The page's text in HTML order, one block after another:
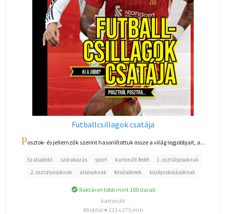
Futballcsillagok csatája
Posztok- és jellemzők szerint hasonlítottuk össze a világ legjobbjait, a...
Szabadidő szórakozás sport kartonált fedél
1. osztályosoknak
2. osztályosoknak
alsósoknak felsősöknek középiskolásoknak
Raktáron több mint 100 darab
kartonált
48 oldal ● 213 x 275 mm